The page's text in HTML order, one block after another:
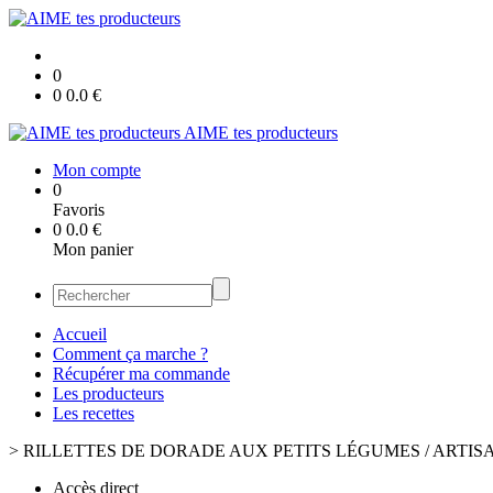
0
0 0.0 €
AIME tes producteurs
Mon compte
0
Favoris
0 0.0 €
Mon panier
Accueil
Comment ça marche ?
Récupérer ma commande
Les producteurs
Les recettes
> RILLETTES DE DORADE AUX PETITS LÉGUMES /
Accès direct